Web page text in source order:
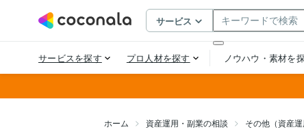
ホーム 資産運用・副業の相談 その他（資産運